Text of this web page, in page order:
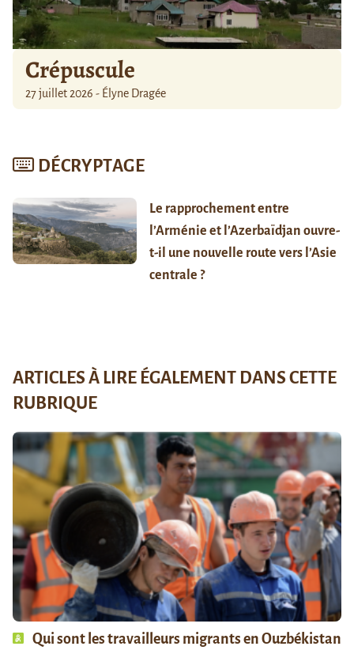
Crépuscule
27 juillet 2026 - Élyne Dragée
DÉCRYPTAGE
Le rapprochement entre
l’Arménie et l’Azerbaïdjan ouvre-
t-il une nouvelle route vers l’Asie
centrale ?
ARTICLES À LIRE ÉGALEMENT DANS CETTE
RUBRIQUE
Qui sont les travailleurs migrants en Ouzbékistan